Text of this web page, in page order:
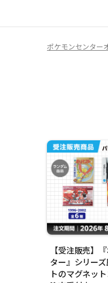
ポケモンセンター
【受注販売】
ター』シリー
トのマグネッ